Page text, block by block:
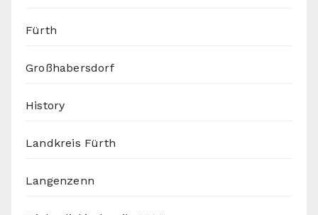
Fürth
Großhabersdorf
History
Landkreis Fürth
Langenzenn